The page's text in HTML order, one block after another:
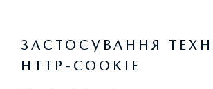
ЗАСТОСУВАННЯ
HTTP-COOKIE